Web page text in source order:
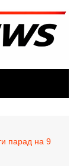
парад на 9